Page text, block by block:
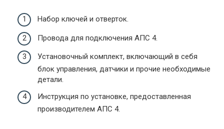
Набор ключей и отверток.
Провода для подключения АПС 4.
Установочный комплект, включающий в себя
блок управления, датчики и прочие необходимые
детали.
Инструкция по установке, предоставленная
производителем АПС 4.